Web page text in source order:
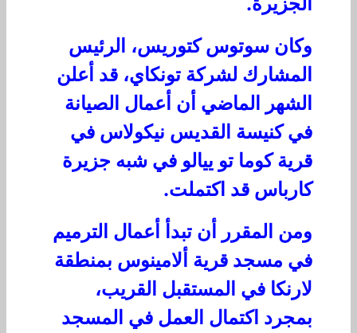
وكان سوتوس كتوريس، الرئيس
المشارك لشركة تونكاي، قد أعلن
الشهر الماضي أن أعمال الصيانة
في كنيسة القديس نيكولاس في
قرية كوما تو ييالو في شبه جزيرة
كارباس قد اكتملت.
ومن المقرر أن تبدأ أعمال الترميم
في مسجد قرية ألامينوس بمنطقة
لارنكا في المستقبل القريب،
بمجرد اكتمال العمل في المسجد